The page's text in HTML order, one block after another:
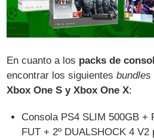
En cuanto a los packs de
encontrar los siguientesbundles
Xbox One S y Xbox One X:
Consola PS4 SLIM 500GB +
FUT + 2º DUALSHOCK 4 V2